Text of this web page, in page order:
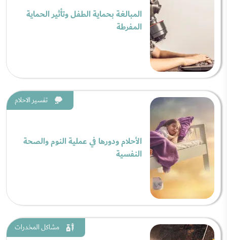
المبالغة بحماية الطفل وتأثير الحماية
المفرطة
تفسير الاحلام
الأحلام ودورها في عملية النوم والصحة
النفسية
مشاكل المخدرات